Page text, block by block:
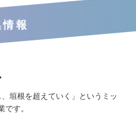
報
垣根を超えていく」というミッ
す。